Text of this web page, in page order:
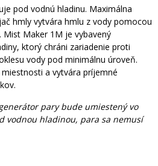
pod vodnú hladinu. Maximálna
hmly vytvára hmlu z vody pomocou
Maker 1M je vybavený
ktorý chráni zariadenie proti
vody pod minimálnu úroveň.
a vytvára príjemné
pary bude umiestený vo
vodnou hladinou, para sa nemusí